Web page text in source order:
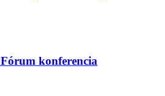
konferencia